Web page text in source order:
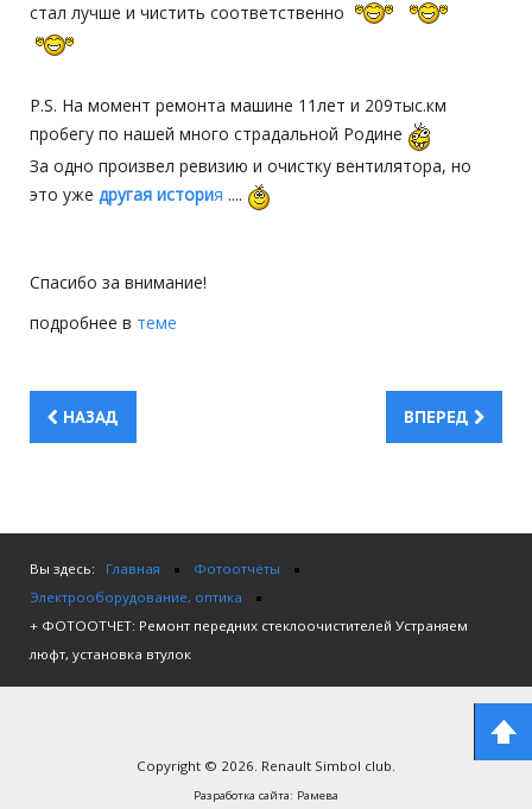
стал лучше и чистить соответственно
P.S. На момент ремонта машине 11лет и 209тыс.км
пробегу по нашей много страдальной Родине
За одно произвел ревизию и очистку вентилятора, но
это уже другая история ....
Спасибо за внимание!
подробнее в теме
НАЗАД ВПЕРЕД
Вы здесь: Главная
Фотоотчёты
Электрооборудование, оптика
+ ФОТООТЧЕТ: Ремонт передних стеклоочистителей Устраняем
люфт, установка втулок
Copyright © 2026. Renault Simbol club.
Разработка сайта: Рамева